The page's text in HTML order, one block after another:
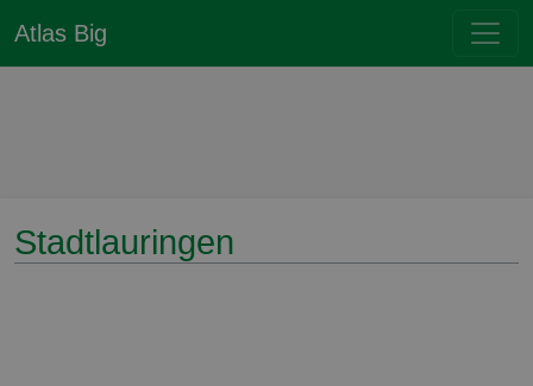
Atlas Big
Stadtlauringen